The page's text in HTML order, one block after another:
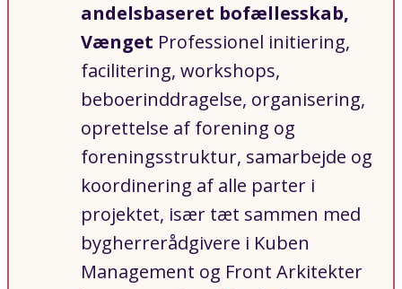
andelsbaseret bofællesskab,
Vænget Professionel initiering,
facilitering, workshops,
beboerinddragelse, organisering,
oprettelse af forening og
foreningsstruktur, samarbejde og
koordinering af alle parter i
projektet, især tæt sammen med
bygherrerådgivere i Kuben
Management og Front Arkitekter